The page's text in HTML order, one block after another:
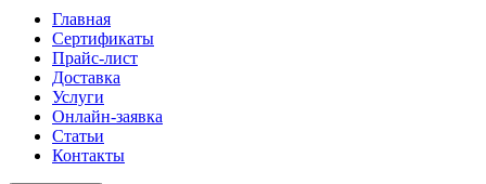
Главная
Сертификаты
Прайс-лист
Доставка
Услуги
Онлайн-заявка
Статьи
Контакты